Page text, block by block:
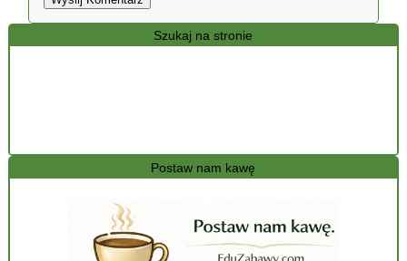
Szukaj na stronie
Postaw nam kawę